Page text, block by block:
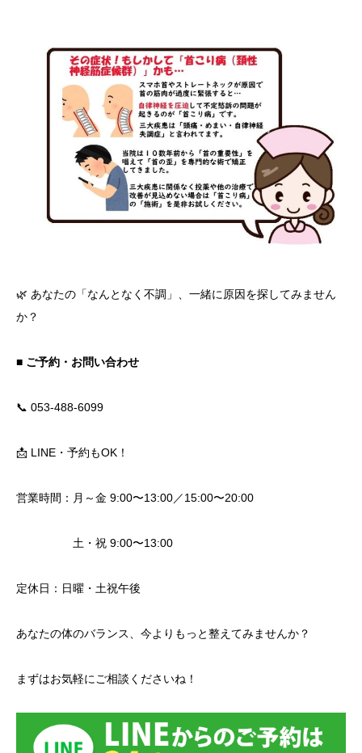
🌿 あなたの「なんとなく不調」、一緒に原因を探してみません
か？
■ ご予約・お問い合わせ
📞 053-488-6099
📩 LINE・予約もOK！
営業時間：月～金 9:00〜13:00／15:00〜20:00
土・祝 9:00〜13:00
定休日：日曜・土祝午後
あなたの体のバランス、今よりもっと整えてみませんか？
まずはお気軽にご相談くださいね！